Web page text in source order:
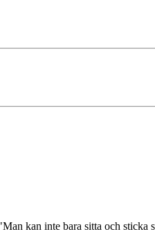
kan inte bara sitta och